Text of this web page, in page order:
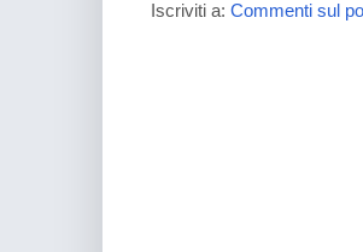
Iscriviti a: Commenti sul